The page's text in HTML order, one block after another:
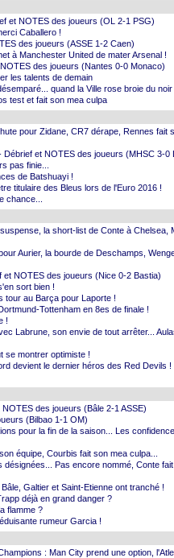
et NOTES des joueurs (OL 2-1 PSG)
Caballero !
des joueurs (ASSE 1-2 Caen)
à Manchester United de mater Arsenal !
des joueurs (Nantes 0-0 Monaco)
les talents de demain
quand la Ville rose broie du noir
test et fait son mea culpa
pour Zidane, CR7 dérape, Rennes fait
Débrief et NOTES des joueurs (MHSC 3-0
pas finie...
de Batshuayi !
titulaire des Bleus lors de l'Euro 2016 !
chance...
la short-list de Conte à Chelsea,
Aurier, la bourde de Deschamps,
et NOTES des joueurs (Nice 0-2 Bastia)
sort bien !
tour au Barça pour Laporte !
Tottenham en 8es de finale !
!
Labrune, son envie de tout arrêter...
se montrer optimiste !
devient le dernier héros des Red Devils !
des joueurs (Bâle 2-1 ASSE)
(Bilbao 1-1 OM)
pour la fin de la saison... Les
équipe, Courbis fait son mea culpa...
désignées... Pas encore nommé, Conte
Galtier et Saint-Etienne ont tranché !
déjà en grand danger ?
flamme ?
rumeur Garcia !
: Man City prend une option,